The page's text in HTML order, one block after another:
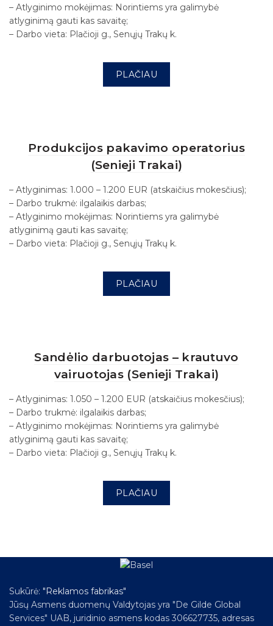
– Atlyginimo mokėjimas: Norintiems yra galimybė
atlyginimą gauti kas savaitę;
– Darbo vieta: Plačioji g., Senųjų Trakų k.
PLAČIAU
Produkcijos pakavimo operatorius
(Senieji Trakai)
– Atlyginimas: 1.000 – 1.200 EUR (atskaičius mokesčius);
– Darbo trukmė: ilgalaikis darbas;
– Atlyginimo mokėjimas: Norintiems yra galimybė
atlyginimą gauti kas savaitę;
– Darbo vieta: Plačioji g., Senųjų Trakų k.
PLAČIAU
Sandėlio darbuotojas – krautuvo
vairuotojas (Senieji Trakai)
– Atlyginimas: 1.050 – 1.200 EUR (atskaičius mokesčius);
– Darbo trukmė: ilgalaikis darbas;
– Atlyginimo mokėjimas: Norintiems yra galimybė
atlyginimą gauti kas savaitę;
– Darbo vieta: Plačioji g., Senųjų Trakų k.
PLAČIAU
Sukūrė: "Reklamos fabrikas"
Jūsų Asmens duomenų Valdytojas yra "De Gilde Global
Services" UAB, juridinio asmens kodas 306627735, adresas